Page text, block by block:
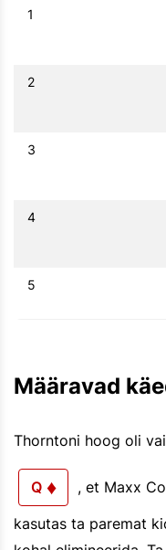
1
2
3
4
5
Määravad
Thorntoni hoog oli
Q ♦
, et Maxx
kasutas ta paremat